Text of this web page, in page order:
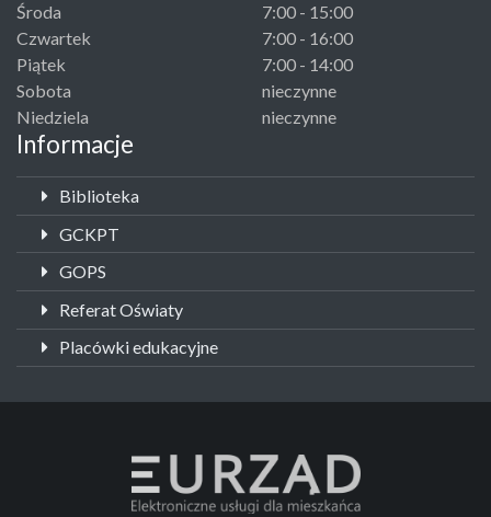
Środa
7:00 - 15:00
Czwartek
7:00 - 16:00
Piątek
7:00 - 14:00
Sobota
nieczynne
Niedziela
nieczynne
Informacje
Biblioteka
GCKPT
GOPS
Referat Oświaty
Placówki edukacyjne